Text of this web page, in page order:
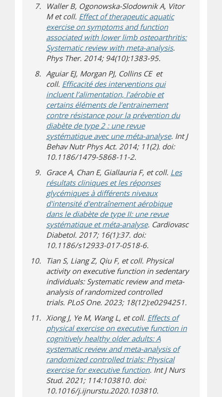
Waller B, Ogonowska-Slodownik A, Vitor
M et coll. Effect of therapeutic aquatic
exercise on symptoms and function
associated with lower limb osteoarthritis:
Systematic review with meta-analysis(s’ouvre sur
.
Phys Ther. 2014; 94(10):1383-95.
Aguiar EJ, Morgan PJ, Collins CE et
coll. Efficacité des interventions qui
incluent l’alimentation, l’aérobie et
certains éléments de l’entrainement
contre résistance pour la prévention du
diabète de type 2 : une revue
systématique avec une méta-analyse. Int J
Behav Nutr Phys Act. 2014; 11(2). doi:
10.1186/1479-5868-11-2.
Grace A, Chan E, Giallauria F, et coll. Les
résultats cliniques et les réponses
glycémiques à différents niveaux
d'intensité d'entraînement aérobique
dans le diabète de type II: une revue
systématique et méta-analyse. Cardiovasc
Diabetol. 2017; 16(1):37. doi:
10.1186/s12933-017-0518-6.
Tian S, Liang Z, Qiu F, et coll. Physical
activity on executive function in sedentary
individuals: Systematic review and meta-
analysis of randomized controlled
trials. PLoS One. 2023; 18(12):e0294251.
Xiong J, Ye M, Wang L, et coll. Effects of
physical exercise on executive function in
cognitively healthy older adults: A
systematic review and meta-analysis of
randomized controlled trials: Physical
exercise for executive function(s’ouvre sur un autre
. Int J Nurs
Stud. 2021; 114:103810. doi:
10.1016/j.ijnurstu.2020.103810.